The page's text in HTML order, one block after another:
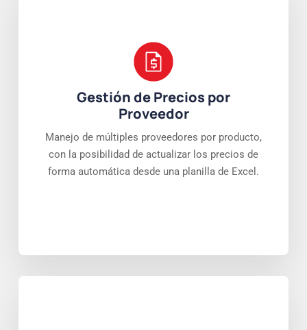
Gestión de Precios por
Proveedor
Manejo de múltiples proveedores por producto,
con la posibilidad de actualizar los precios de
forma automática desde una planilla de Excel.